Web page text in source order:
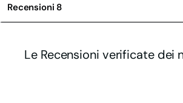
Recensioni 8
Le Recensioni verificate dei